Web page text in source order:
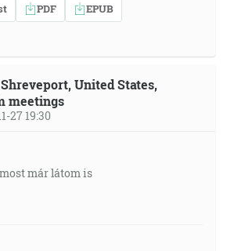
PDF EPUB
Shreveport, United States,
meetings
27 19:30
már látom is